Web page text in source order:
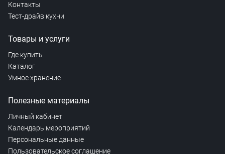
Контакты
Тест-драйв кухни
Товары и услуги
Где купить
Каталог
Умное хранение
Полезные материалы
Личный кабинет
Календарь мероприятий
Персональные данные
Пользовательское соглашение